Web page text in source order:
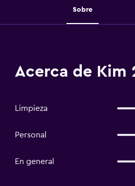
Sobre
Acerca de Kim
Limpieza
Personal
En general